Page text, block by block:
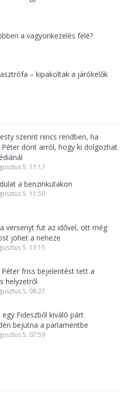
a vagyonkezelés felé?
– kipakoltak a járókelők
szerint nincs rendben, ha
Péter dönt arról, hogy ki dolgozhat
5. 17:17
a benzinkutakon
5. 11:50
versenyt fut az idővel, ott még
jöhet a neheze
5. 13:15
Péter friss bejelentést tett a
helyzetről
5. 08:27
egy Fideszből kiváló párt
bejutna a parlamentbe
5. 07:59